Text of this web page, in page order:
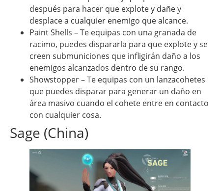
después para hacer que explote y dañe y
desplace a cualquier enemigo que alcance.
Paint Shells – Te equipas con una granada de
racimo, puedes dispararla para que explote y se
creen submuniciones que infligirán daño a los
enemigos alcanzados dentro de su rango.
Showstopper – Te equipas con un lanzacohetes
que puedes disparar para generar un daño en
área masivo cuando el cohete entre en contacto
con cualquier cosa.
Sage (China)